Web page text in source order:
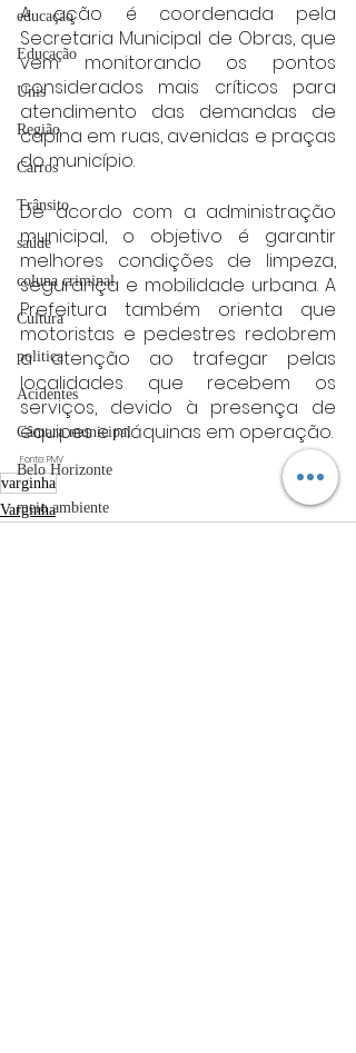
educaçao
Educação
Unis
Região
Carros
Trânsito
saúde
coluna criminal
Cultura
politica
Acidentes
Câmara municipal
Belo Horizonte
meio ambiente
A ação é coordenada pela
Secretaria Municipal de Obras, que
vem monitorando os pontos
considerados mais críticos para
atendimento das demandas de
capina em ruas, avenidas e praças
do município.
De acordo com a administração
municipal, o objetivo é garantir
melhores condições de limpeza,
segurança e mobilidade urbana. A
Prefeitura também orienta que
motoristas e pedestres redobrem
a atenção ao trafegar pelas
localidades que recebem os
serviços, devido à presença de
equipes e máquinas em operação.
Fonte: PMV
varginha
Varginha